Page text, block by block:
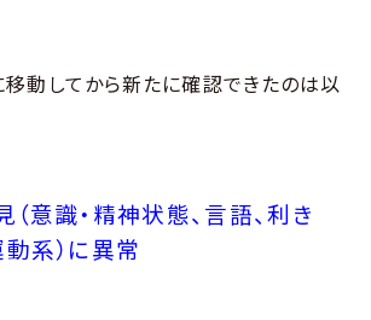
移動してから新たに確認できたのは以
（意識・精神状態、言語、利き
動系）に異常